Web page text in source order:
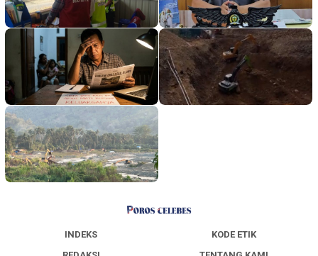
INDEKS
KODE ETIK